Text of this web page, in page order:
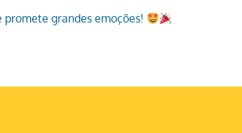
grandes emoções!